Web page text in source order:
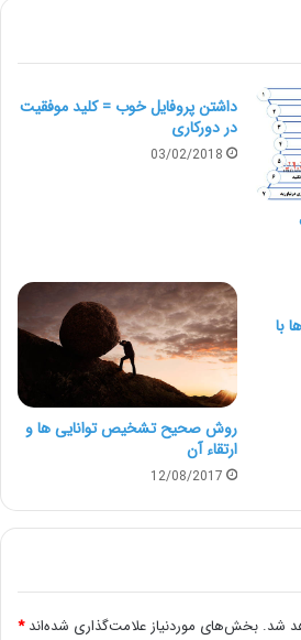
را کسب کرده اند.
به دنبال چه فردی هستید،
را با شش روش زیر، ارزیابی نمایید.
نوع نویسنده ای هستید؛ یک
زبان و مهارت های ترکیبی زبان
رسمی بودن یک نوشته، نمی تواند
ساختار جمله ای بد یا علایم
کنید که آیا نویسنده ی شما در
که نتایج آن را به شما نشان دهد. در
آزمون زبان مناسبیبرای شرکت دادن
ی خوب از این کار شما استقبال
داشتن پروفایل خوب = کلید موفقیت
در دورکاری
03/02/2018
با
روش صحیح تشخیص توانایی ها و
ارتقاء آن
12/08/2017
شد. بخش‌های موردنیاز علامت‌گذاری شده‌اند*